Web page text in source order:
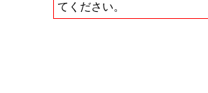
てください。